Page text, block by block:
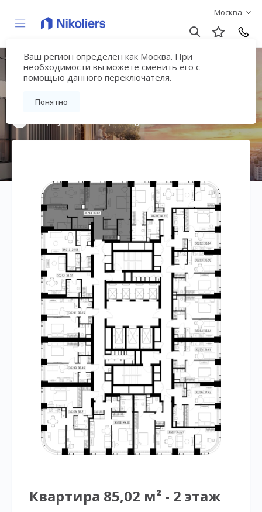
Москва
Ваш регион определен как Москва. При
необходимости вы можете сменить его с
помощью данного переключателя.
Понятно
Мультиквартал
«ВЕЕР»
Квартира 85,02 м² - 2 этаж